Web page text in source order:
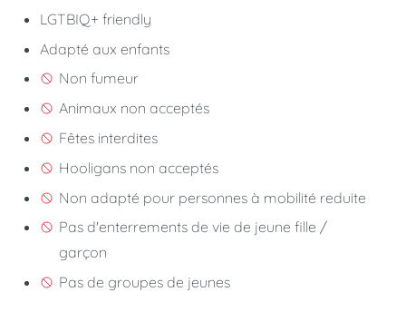
LGTBIQ+ friendly
Adapté aux enfants
Non fumeur
Animaux non acceptés
Fêtes interdites
Hooligans non acceptés
Non adapté pour personnes à mobilité reduite
Pas d'enterrements de vie de jeune fille /
garçon
Pas de groupes de jeunes